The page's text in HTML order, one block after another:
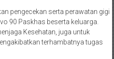
pengecekan serta perawatan gigi
90 Paskhas beserta keluarga.
Kesehatan, juga untuk
terhambatnya tugas